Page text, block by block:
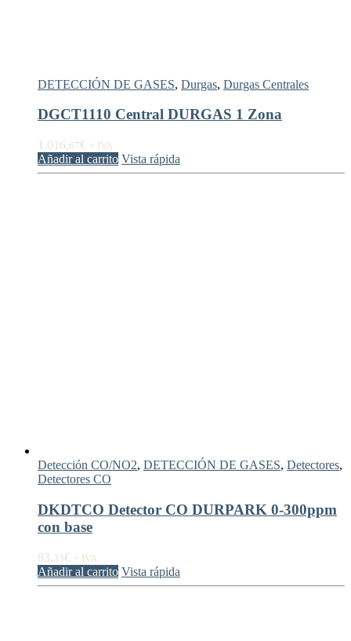
DETECCIÓN DE GASES, Durgas, Durgas Centrales
DGCT1110 Central DURGAS 1 Zona
1.016,67€ + IVA
Añadir al carrito Vista rápida
Detección CO/NO2, DETECCIÓN DE GASES, Detectores,
Detectores CO
DKDTCO Detector CO DURPARK 0-300ppm
con base
83,33€ + IVA
Añadir al carrito Vista rápida